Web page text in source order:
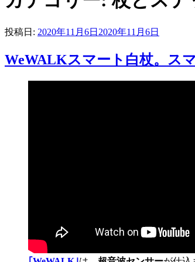
投稿日: 2020年11月6日 2020年11月6日
WeWALKスマート白杖。ス